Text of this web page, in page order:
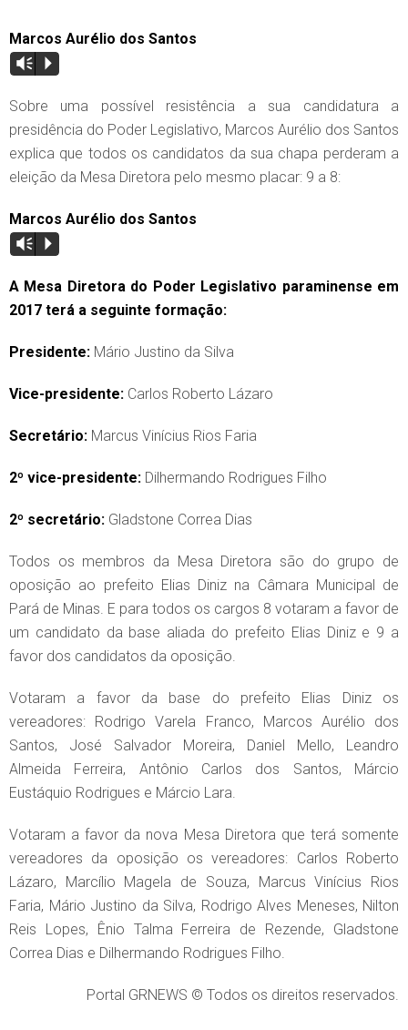
Marcos Aurélio dos Santos
Vm P
Sobre uma possível resistência a sua candidatura a
presidência do Poder Legislativo, Marcos Aurélio dos Santos
explica que todos os candidatos da sua chapa perderam a
eleição da Mesa Diretora pelo mesmo placar: 9 a 8:
Marcos Aurélio dos Santos
Vm P
A Mesa Diretora do Poder Legislativo paraminense em
2017 terá a seguinte formação:
Presidente: Mário Justino da Silva
Vice-presidente: Carlos Roberto Lázaro
Secretário: Marcus Vinícius Rios Faria
2º vice-presidente: Dilhermando Rodrigues Filho
2º secretário: Gladstone Correa Dias
Todos os membros da Mesa Diretora são do grupo de
oposição ao prefeito Elias Diniz na Câmara Municipal de
Pará de Minas. E para todos os cargos 8 votaram a favor de
um candidato da base aliada do prefeito Elias Diniz e 9 a
favor dos candidatos da oposição.
Votaram a favor da base do prefeito Elias Diniz os
vereadores: Rodrigo Varela Franco, Marcos Aurélio dos
Santos, José Salvador Moreira, Daniel Mello, Leandro
Almeida Ferreira, Antônio Carlos dos Santos, Márcio
Eustáquio Rodrigues e Márcio Lara.
Votaram a favor da nova Mesa Diretora que terá somente
vereadores da oposição os vereadores: Carlos Roberto
Lázaro, Marcílio Magela de Souza, Marcus Vinícius Rios
Faria, Mário Justino da Silva, Rodrigo Alves Meneses, Nilton
Reis Lopes, Ênio Talma Ferreira de Rezende, Gladstone
Correa Dias e Dilhermando Rodrigues Filho.
Portal GRNEWS © Todos os direitos reservados.